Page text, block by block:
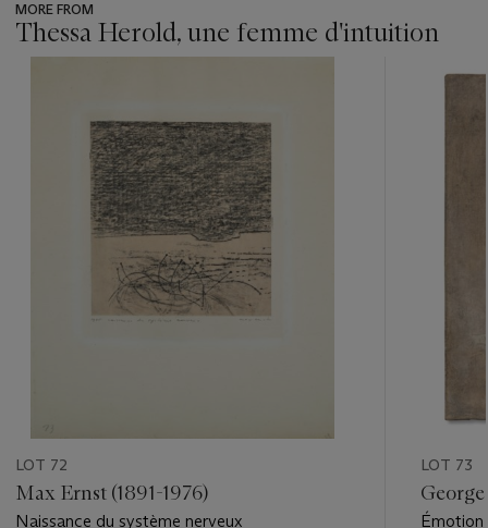
MORE FROM
Thessa Herold, une femme d'intuition
LOT 72
Max Ernst (1891-1976)
Naissance du système nerveux
LOT 73
Émotion